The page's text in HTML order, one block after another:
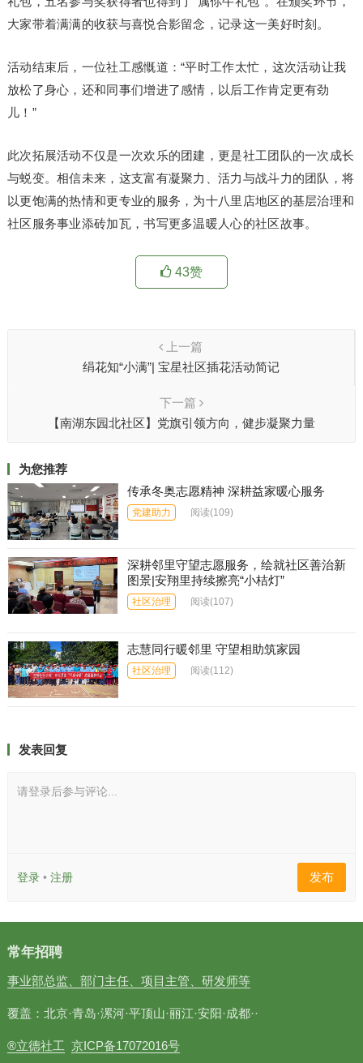
大家带着满满的收获与喜悦合影留念，记录这一美好时刻。
活动结束后，一位社工感慨道：“平时工作太忙，这次活动让我
放松了身心，还和同事们增进了感情，以后工作肯定更有劲
儿！”
此次拓展活动不仅是一次欢乐的团建，更是社工团队的一次成长
与蜕变。相信未来，这支富有凝聚力、活力与战斗力的团队，将
以更饱满的热情和更专业的服务，为十八里店地区的基层治理和
社区服务事业添砖加瓦，书写更多温暖人心的社区故事。
43赞
上一篇
绢花知“小满”| 宝星社区插花活动简记
下一篇
【南湖东园北社区】党旗引领方向，健步凝聚力量
为您推荐
传承冬奥志愿精神 深耕益家暖心服务
党建助力 阅读(109)
深耕邻里守望志愿服务，绘就社区善治新
图景|安翔里持续擦亮“小桔灯”
社区治理 阅读(107)
志慧同行暖邻里 守望相助筑家园
社区治理 阅读(112)
发表回复
请登录后参与评论...
登录• 注册 发布
常年招聘
事业部总监、部门主任、项目主管、研发师等
覆盖：北京·青岛·漯河·平顶山·丽江·安阳·成都··
®立德社工 京ICP备17072016号